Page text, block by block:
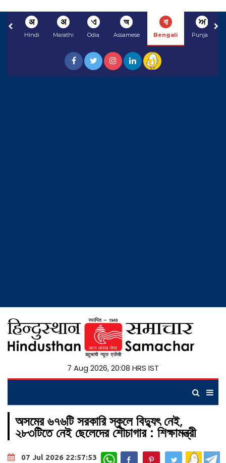
अ
Hindi
अ
Marathi
ଏ
Odia
অ
Assamese
বা
Bengali
ਅ
Punjabi
7 Aug 2026, 20:09 HRS IST
অসমের ৬৭৬টি সরকারি স্কুলে বিদ্যুৎ নেই,
২৮৩টিতে নেই ছেলেদের শৌচাগার : শিক্ষামন্ত্রী
07 Jul 2026 22:57:53 WhatsApp